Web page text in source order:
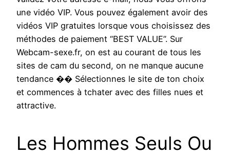
une vidéo VIP. Vous pouvez également avoir des
vidéos VIP gratuites lorsque vous choisissez des
méthodes de paiement “BEST VALUE”. Sur
Webcam-sexe.fr, on est au courant de tous les
sites de cam du second, on ne manque aucune
tendance �� Sélectionnes le site de ton choix
et commences à tchater avec des filles nues et
attractive.
Les Hommes Seuls Ou